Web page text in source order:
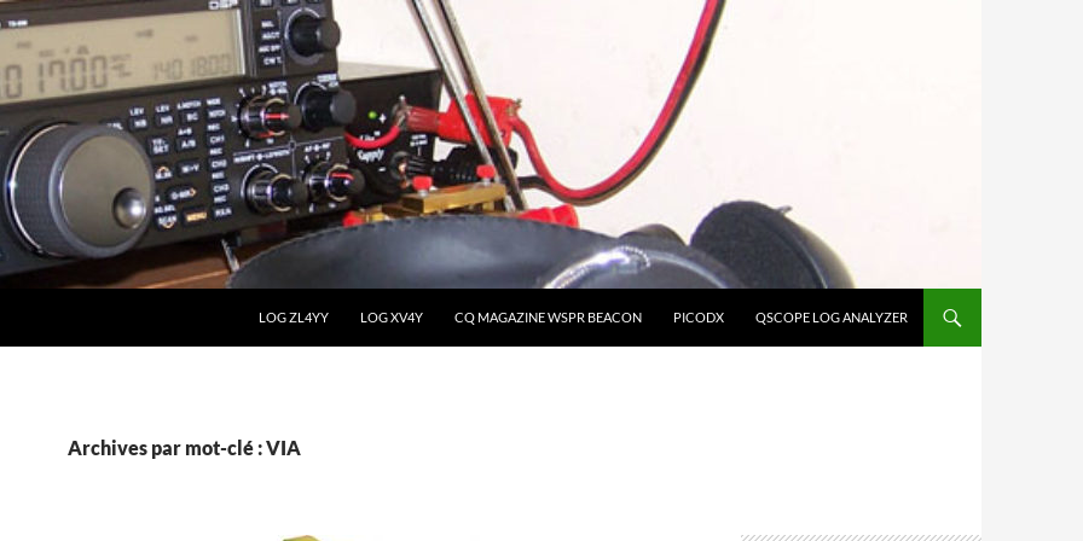
LOG ZL4YY LOG XV4Y CQ MAGAZINE WSPR BEACON PICODX QSCOPE LOG ANALYZER
Archives par mot-clé : VIA